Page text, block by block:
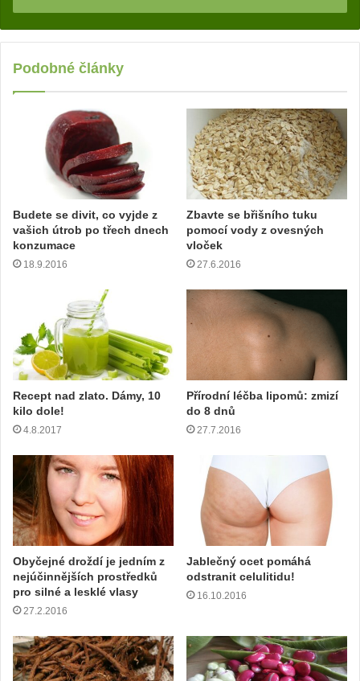
a
d
j
a
i
l
o
d
r
s
Podobné články
Budete se divit, co vyjde z
vašich útrob po třech dnech
konzumace
18.9.2016
Zbavte se břišního tuku
pomocí vody z ovesných
vloček
27.6.2016
Recept nad zlato. Dámy, 10
kilo dole!
4.8.2017
Přírodní léčba lipomů: zmizí
do 8 dnů
27.7.2016
Obyčejné droždí je jedním z
nejúčinnějších prostředků
pro silné a lesklé vlasy
27.2.2016
Jablečný ocet pomáhá
odstranit celulitidu!
16.10.2016